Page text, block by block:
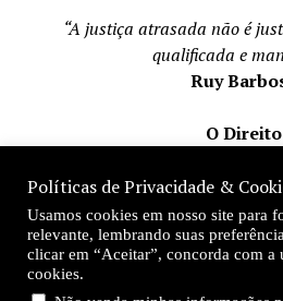
“A justiça atrasada não é
qualificada e
Ruy
O Direito
Mateus
Fundador e
Desde 1996
Políticas de Privacidade &
Usamos cookies em nosso site para
relevante, lembrando suas
clicar em “Aceitar”, concorda com a
cookies.